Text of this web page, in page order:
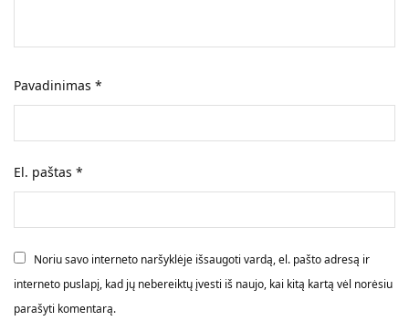
Pavadinimas*
El. paštas*
Noriu savo interneto naršyklėje išsaugoti vardą, el. pašto adresą ir
interneto puslapį, kad jų nebereiktų įvesti iš naujo, kai kitą kartą vėl norėsiu
parašyti komentarą.